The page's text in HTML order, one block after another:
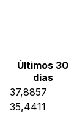
Últimos 30
días
37,8857
35,4411